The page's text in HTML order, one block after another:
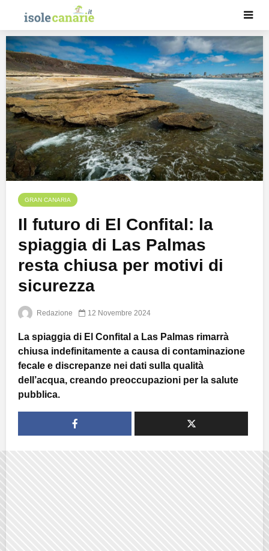
GRAN CANARIA
Il futuro di El Confital: la
spiaggia di Las Palmas
resta chiusa per motivi di
sicurezza
Redazione 12 Novembre 2024
La spiaggia di El Confital a Las Palmas rimarrà
chiusa indefinitamente a causa di contaminazione
fecale e discrepanze nei dati sulla qualità
dell’acqua, creando preoccupazioni per la salute
pubblica.